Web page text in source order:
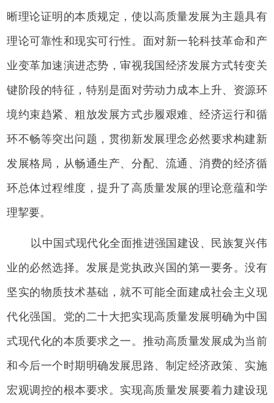
晰理论证明的本质规定，使以高质量发展为主题具有
理论可靠性和现实可行性。面对新一轮科技革命和产
业变革加速演进态势，审视我国经济发展方式转变关
键阶段的特征，特别是面对劳动力成本上升、资源环
境约束趋紧、粗放发展方式步履艰难、经济运行和循
环不畅等突出问题，贯彻新发展理念必然要求构建新
发展格局，从畅通生产、分配、流通、消费的经济循
环总体过程维度，提升了高质量发展的理论意蕴和学
理挈要。
以中国式现代化全面推进强国建设、民族复兴伟
业的必然选择。发展是党执政兴国的第一要务。没有
坚实的物质技术基础，就不可能全面建成社会主义现
代化强国。党的二十大把实现高质量发展明确为中国
式现代化的本质要求之一。推动高质量发展成为当前
和今后一个时期明确发展思路、制定经济政策、实施
宏观调控的根本要求。实现高质量发展要着力建设现